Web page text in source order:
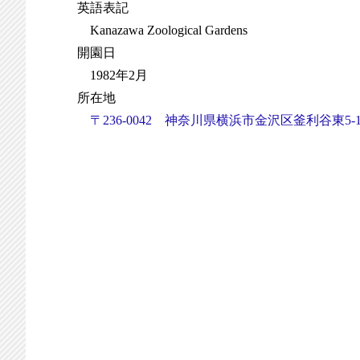
英語表記
Kanazawa Zoological Gardens
開園日
1982年2月
所在地
〒236-0042 神奈川県横浜市金沢区釜利谷東5-